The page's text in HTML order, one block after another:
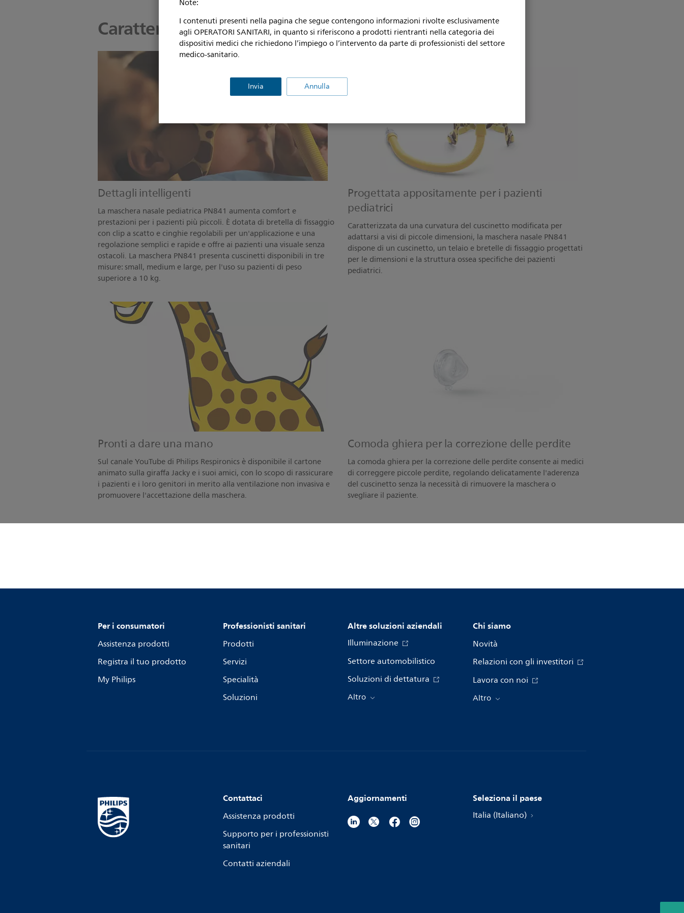
Note:
I contenuti presenti nella pagina che segue contengono informazioni rivolte esclusivamente
agli OPERATORI SANITARI, in quanto si riferiscono a prodotti rientranti nella categoria dei
dispositivi medici che richiedono l’impiego o l’intervento da parte di professionisti del settore
medico-sanitario.
Invia Annulla
Caratteristiche
Dettagli intelligenti
La maschera nasale pediatrica PN841 aumenta comfort e
prestazioni per i pazienti più piccoli. È dotata di bretella di fissaggio
con clip a scatto e cinghie regolabili per un'applicazione e una
regolazione semplici e rapide e offre ai pazienti una visuale senza
ostacoli. La maschera PN841 presenta cuscinetti disponibili in tre
misure: small, medium e large, per l'uso su pazienti di peso
superiore a 10 kg.
Progettata appositamente per i pazienti
pediatrici
Caratterizzata da una curvatura del cuscinetto modificata per
adattarsi a visi di piccole dimensioni, la maschera nasale PN841
dispone di un cuscinetto, un telaio e bretelle di fissaggio progettati
per le dimensioni e la struttura ossea specifiche dei pazienti
pediatrici.
Pronti a dare una mano
Sul canale YouTube di Philips Respironics è disponibile il cartone
animato sulla giraffa Jacky e i suoi amici, con lo scopo di rassicurare
i pazienti e i loro genitori in merito alla ventilazione non invasiva e
promuovere l'accettazione della maschera.
Comoda ghiera per la correzione delle perdite
La comoda ghiera per la correzione delle perdite consente ai medici
di correggere piccole perdite, regolando delicatamente l'aderenza
del cuscinetto senza la necessità di rimuovere la maschera o
svegliare il paziente.
Per i consumatori
Assistenza prodotti
Registra il tuo prodotto
My Philips
Professionisti sanitari
Prodotti
Servizi
Specialità
Soluzioni
Altre soluzioni aziendali
Illuminazione
Settore automobilistico
Soluzioni di dettatura
Altro
Chi siamo
Novità
Relazioni con gli investitori
Lavora con noi
Altro
Contattaci
Assistenza prodotti
Supporto per i professionisti
sanitari
Contatti aziendali
Aggiornamenti Seleziona il paese
Italia (Italiano)